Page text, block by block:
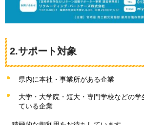
2.サポート対象
県内に本社・事業所がある企業
大学・大学院・短大・専門学校などの学
ている企業